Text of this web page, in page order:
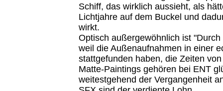
Schiff, das wirklich aussieht, als
Lichtjahre auf dem Buckel und
wirkt.
Optisch außergewöhnlich ist
weil die Außenaufnahmen in einer
stattgefunden haben, die Zeiten
Matte-Paintings gehören bei ENT
weitestgehend der Vergangenheit